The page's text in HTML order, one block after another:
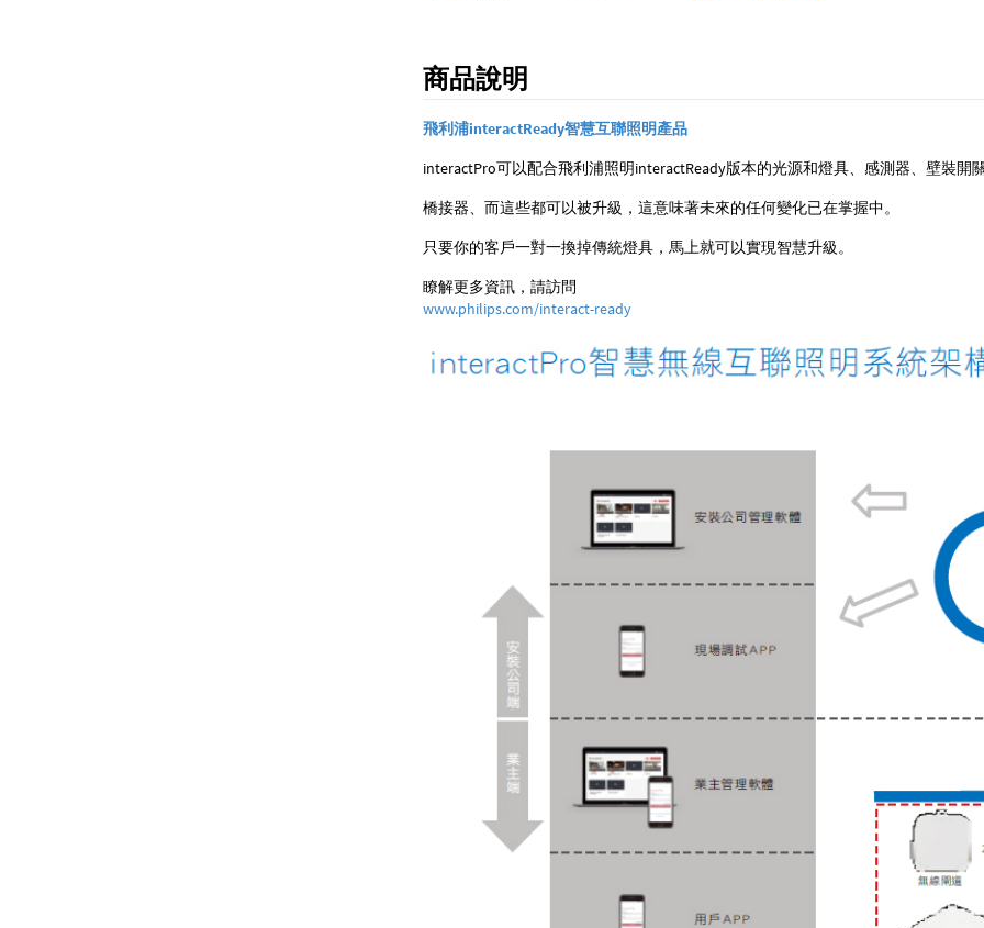
商品說明
飛利浦interactReady智慧互聯照明產品
interactPro可以配合飛利浦照明interactReady版本的光源和燈具、感測器、壁裝開
橋接器、而這些都可以被升級，這意味著未來的任何變化已在掌握中。
只要你的客戶一對一換掉傳統燈具，馬上就可以實現智慧升級。
瞭解更多資訊，請訪問
www.philips.com/interact-ready